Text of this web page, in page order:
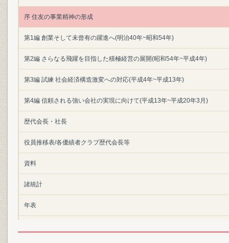
序 住友の事業精神の形成
第1編 創業そして未曾有の躍進へ(明治40年~昭和54年)
第2編 さらなる飛躍を目指した積極経営の展開(昭和54年~平成4年)
第3編 試練 社会経済構造激変への対応(平成4年~平成13年)
第4編 信頼される強い会社の実現に向けて(平成13年~平成20年3月)
歴代会長・社長
役員推移表/各優績者クラブ歴代会長等
資料
諸統計
年表